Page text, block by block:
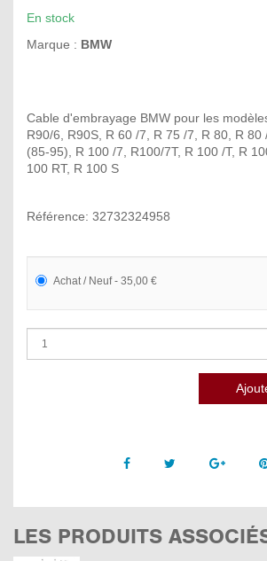
En stock
Marque : BMW
Cable d'embrayage BMW pour les
R90/6, R90S, R 60 /7, R 75 /7, R 80, R
(85-95), R 100 /7, R100/7T, R 100 /T, R
100 RT, R 100 S
Référence: 32732324958
Achat / Neuf - 35,00 €
Facebook Twitter Google
LES PRODUITS